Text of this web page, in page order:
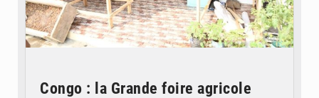
Congo : la Grande foire agricole